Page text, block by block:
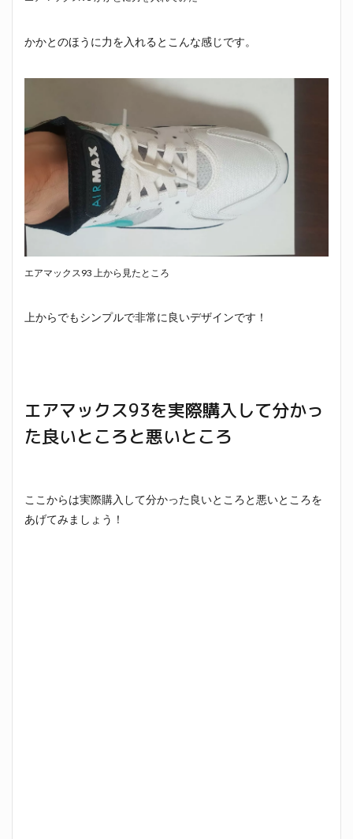
かかとのほうに力を入れるとこんな感じです。
エアマックス93 上から見たところ
上からでもシンプルで非常に良いデザインです！
エアマックス93を実際購入して分かっ
た良いところと悪いところ
ここからは実際購入して分かった良いところと悪いところを
あげてみましょう！